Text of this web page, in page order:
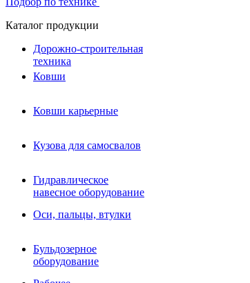
Гидравлическое навесное
оборудование
Гидробуры и шнеки
Вибротрамбовки
Навесные дорожные фрезы
Виброрипперы
Ковши дробильные щековые
Ковши дробильные роторные
Каталог продукции
Дорожно-строительная
техника
Ковши
Ковши карьерные
Кузова для самосвалов
Гидравлическое
навесное оборудование
Оси, пальцы, втулки
Бульдозерное
оборудование